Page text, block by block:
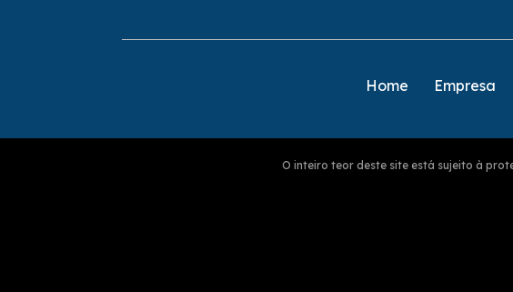
Home Empresa
O inteiro teor deste site está sujeito à